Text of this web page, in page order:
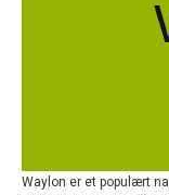
Waylon er et populært